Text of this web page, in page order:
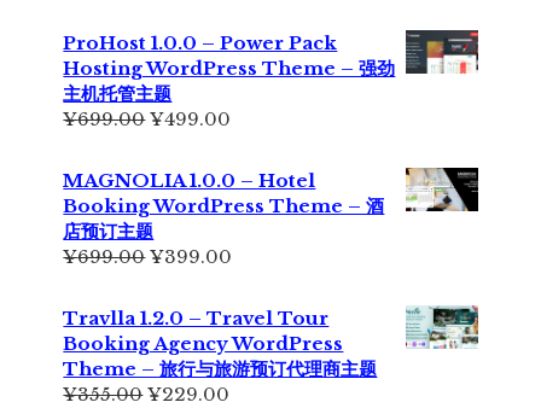
为：
¥299.00。
价
格
为：
ProHost 1.0.0 – Power Pack
Hosting WordPress Theme – 强劲
主机托管主题
¥699.00原
为：
¥699.00。
¥499.00
价
格
为：
MAGNOLIA 1.0.0 – Hotel
Booking WordPress Theme – 酒
店预订主题
¥699.00原
为：
¥699.00。
¥399.00
格
为：
¥399.00。
Travlla 1.2.0 – Travel Tour
Booking Agency WordPress
Theme – 旅行与旅游预订代理商主题
¥355.00原
¥229.00